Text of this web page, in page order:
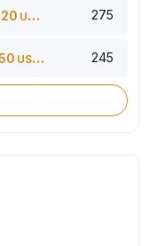
USDT 275
USDT 245